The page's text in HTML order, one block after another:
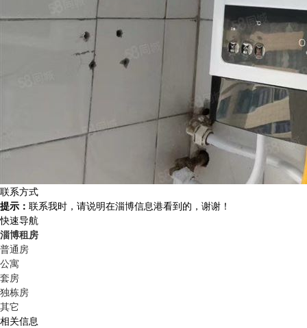
联系方式
提示： 联系我时，请说明在淄博信息港看到的，谢谢！
快速导航
淄博租房
普通房
公寓
套房
独栋房
其它
相关信息